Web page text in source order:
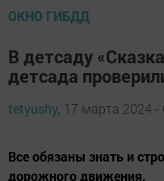
ОКНО ГИБДД
В детсаду
детсада
tetyushy, 17 марта 2024 -
Все обязаны знать и
дорожного движения.